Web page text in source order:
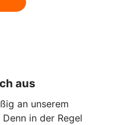
aus
an unserem
in der Regel